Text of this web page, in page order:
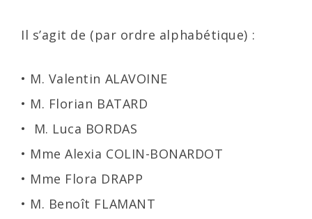
Il s’agit de (par ordre alphabétique) :
• M. Valentin ALAVOINE
• M. Florian BATARD
• M. Luca BORDAS
• Mme Alexia COLIN-BONARDOT
• Mme Flora DRAPP
• M. Benoît FLAMANT